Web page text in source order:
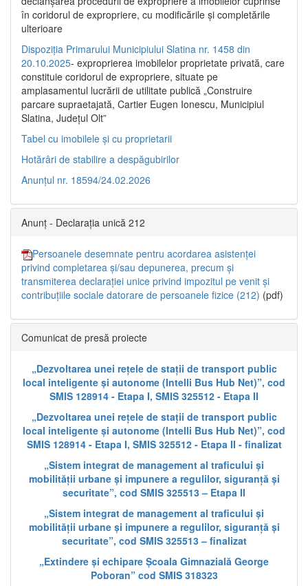
în coridorul de expropriere, cu modificările şi completările
ulterioare
Dispoziția Primarului Municipiului Slatina nr. 1458 din
20.10.2025- exproprierea imobilelor proprietate privată, care
constituie coridorul de expropriere, situate pe
amplasamentul lucrării de utilitate publică „Construire
parcare supraetajată, Cartier Eugen Ionescu, Municipiul
Slatina, Județul Olt”
Tabel cu imobilele și cu proprietarii
Hotărâri de stabilire a despăgubirilor
Anunțul nr. 18594/24.02.2026
Anunț - Declarația unică 212
Persoanele desemnate pentru acordarea asistenței
privind completarea și/sau depunerea, precum și
transmiterea declarației unice privind impozitul pe venit și
contribuțiile sociale datorare de persoanele fizice (212) (pdf)
Comunicat de presă proiecte
„Dezvoltarea unei rețele de stații de transport public
local inteligente și autonome (Intelli Bus Hub Net)”, cod
SMIS 128914 - Etapa I, SMIS 325512 - Etapa II
„Dezvoltarea unei rețele de stații de transport public
local inteligente și autonome (Intelli Bus Hub Net)”, cod
SMIS 128914 - Etapa I, SMIS 325512 - Etapa II - finalizat
„Sistem integrat de management al traficului și
mobilității urbane și impunere a regulilor, siguranță și
securitate”, cod SMIS 325513 – Etapa II
„Sistem integrat de management al traficului și
mobilității urbane și impunere a regulilor, siguranță și
securitate”, cod SMIS 325513 – finalizat
„Extindere și echipare Școala Gimnazială George
Poboran” cod SMIS 318323